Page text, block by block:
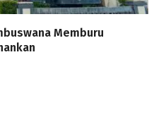
Memburu